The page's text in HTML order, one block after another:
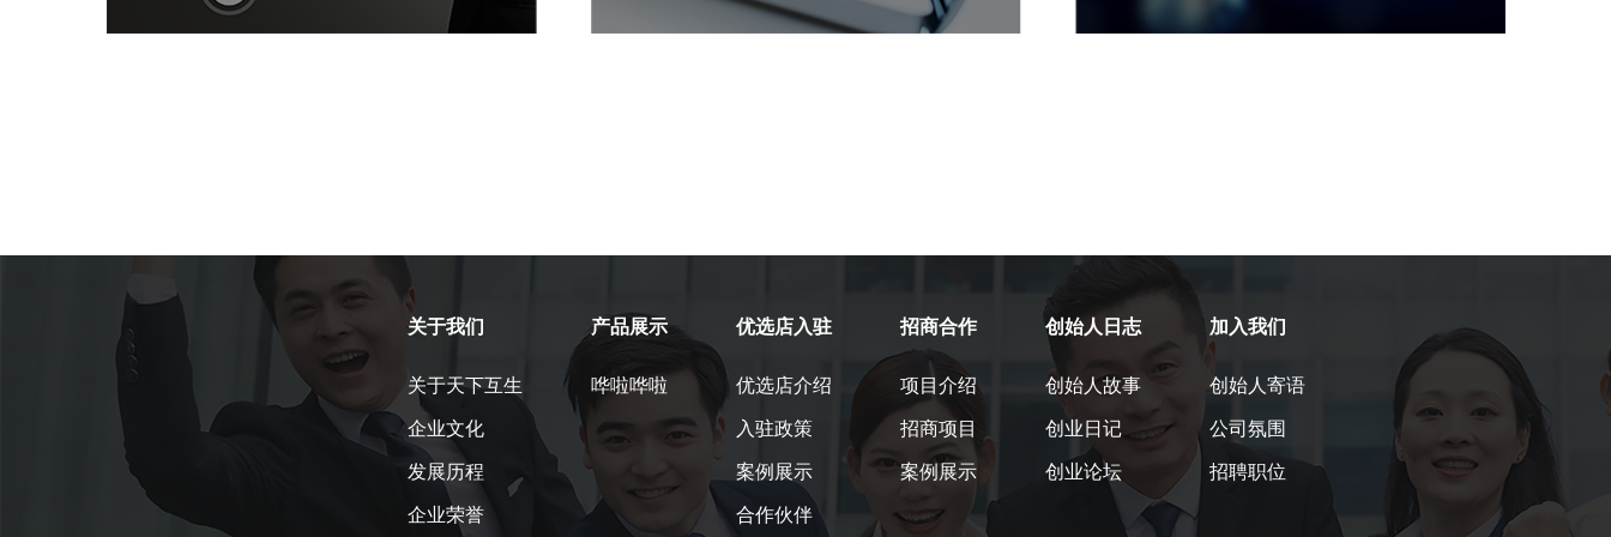
关于我们
关于天下互生
企业文化
发展历程
企业荣誉
产品展示
哗啦哗啦
优选店入驻
优选店介绍
入驻政策
案例展示
合作伙伴
招商合作
项目介绍
招商项目
案例展示
创始人日志
创始人故事
创业日记
创业论坛
加入我们
创始人寄语
公司氛围
招聘职位